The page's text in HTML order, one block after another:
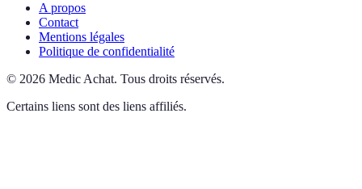
A propos
Contact
Mentions légales
Politique de confidentialité
© 2026 Medic Achat. Tous droits réservés.
Certains liens sont des liens affiliés.